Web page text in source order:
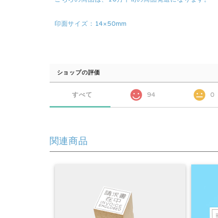
印面サイズ：14×50mm
ショップの評価
すべて 94 0
関連商品